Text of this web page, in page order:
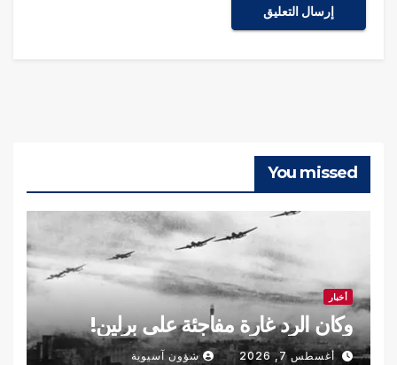
You missed
أخبار
وكان الرد غارة مفاجئة على برلين!
أغسطس 7, 2026 شؤون آسيوية